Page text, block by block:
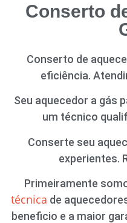
Conserto
Conserto de
eficiência.
Seu aquecedor a gás
um técnico
Conserte seu
experientes.
Primeiramente
técnica de
beneficio e a maior